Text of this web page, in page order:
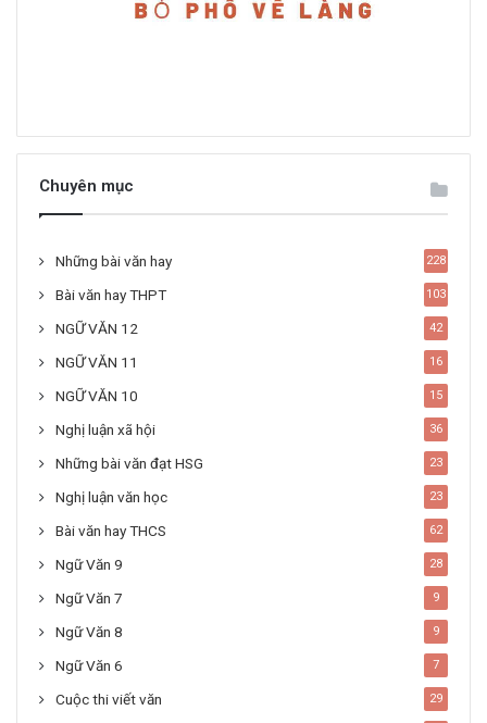
Chuyên mục
Những bài văn hay 228
Bài văn hay THPT 103
NGỮ VĂN 12 42
NGỮ VĂN 11 16
NGỮ VĂN 10 15
Nghị luận xã hội 36
Những bài văn đạt HSG 23
Nghị luận văn học 23
Bài văn hay THCS 62
Ngữ Văn 9 28
Ngữ Văn 7 9
Ngữ Văn 8 9
Ngữ Văn 6 7
Cuộc thi viết văn 29